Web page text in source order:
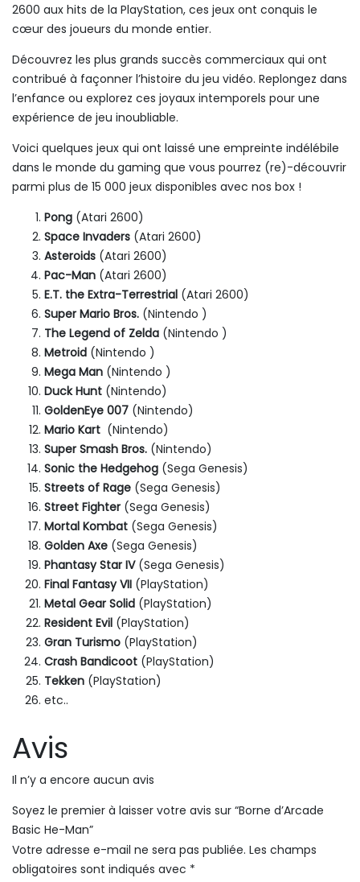
2600 aux hits de la PlayStation, ces jeux ont conquis le
cœur des joueurs du monde entier.
Découvrez les plus grands succès commerciaux qui ont
contribué à façonner l’histoire du jeu vidéo. Replongez dans
l’enfance ou explorez ces joyaux intemporels pour une
expérience de jeu inoubliable.
Voici quelques jeux qui ont laissé une empreinte indélébile
dans le monde du gaming que vous pourrez (re)-découvrir
parmi plus de 15 000 jeux disponibles avec nos box !
Pong (Atari 2600)
Space Invaders (Atari 2600)
Asteroids (Atari 2600)
Pac-Man (Atari 2600)
E.T. the Extra-Terrestrial (Atari 2600)
Super Mario Bros. (Nintendo )
The Legend of Zelda (Nintendo )
Metroid (Nintendo )
Mega Man (Nintendo )
Duck Hunt (Nintendo)
GoldenEye 007 (Nintendo)
Mario Kart (Nintendo)
Super Smash Bros. (Nintendo)
Sonic the Hedgehog (Sega Genesis)
Streets of Rage (Sega Genesis)
Street Fighter (Sega Genesis)
Mortal Kombat (Sega Genesis)
Golden Axe (Sega Genesis)
Phantasy Star IV(Sega Genesis)
Final Fantasy VII (PlayStation)
Metal Gear Solid (PlayStation)
Resident Evil (PlayStation)
Gran Turismo (PlayStation)
Crash Bandicoot (PlayStation)
Tekken (PlayStation)
etc..
Avis
Il n’y a encore aucun avis
Soyez le premier à laisser votre avis sur “Borne d’Arcade
Basic He-Man”
Votre adresse e-mail ne sera pas publiée. Les champs
obligatoires sont indiqués avec *